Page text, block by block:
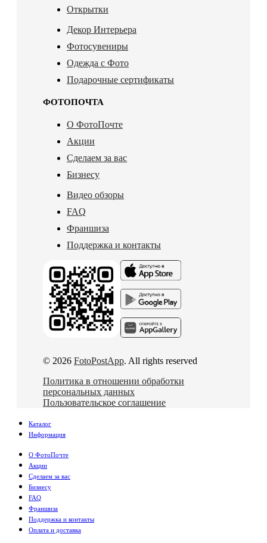
Открытки
Декор Интерьера
Фотосувениры
Одежда с Фото
Подарочные сертификаты
ФОТОПОЧТА
О ФотоПочте
Акции
Сделаем за вас
Бизнесу
Видео обзоры
FAQ
Франшиза
Поддержка и контакты
© 2026 FotoPostApp. All rights reserved
Политика в отношении обработки
персональных данных
Пользовательское соглашение
Каталог
Информация
О ФотоПочте
Акции
Сделаем за вас
Бизнесу
FAQ
Франшиза
Поддержка и контакты
Оплата и доставка